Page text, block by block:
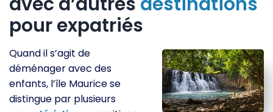
pour expatriés
Quand il s’agit de
déménager avec des
enfants, l’île Maurice se
distingue par plusieurs